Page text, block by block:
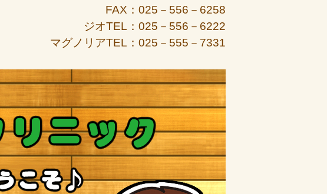
FAX：025－556－6258
ジオTEL：025－556－6222
マグノリアTEL：025－555－7331